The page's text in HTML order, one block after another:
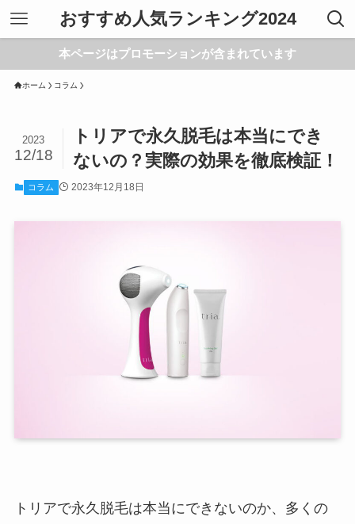
おすすめ人気ランキング2024
本ページはプロモーションが含まれています
ホーム コラム
トリアで永久脱毛は本当にでき
ないの？実際の効果を徹底検証！
2023
12/18
コラム 2023年12月18日
トリアで永久脱毛は本当にできないのか、多くの